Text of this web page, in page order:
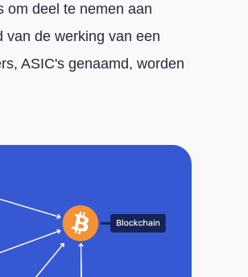
om deel te nemen aan
van de werking van een
ASIC's genaamd, worden